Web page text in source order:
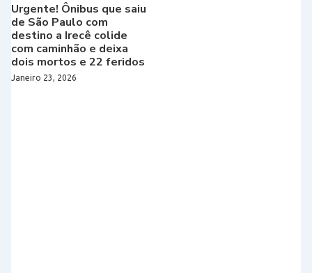
Urgente! Ônibus que saiu
de São Paulo com
destino a Irecê colide
com caminhão e deixa
dois mortos e 22 feridos
Janeiro 23, 2026